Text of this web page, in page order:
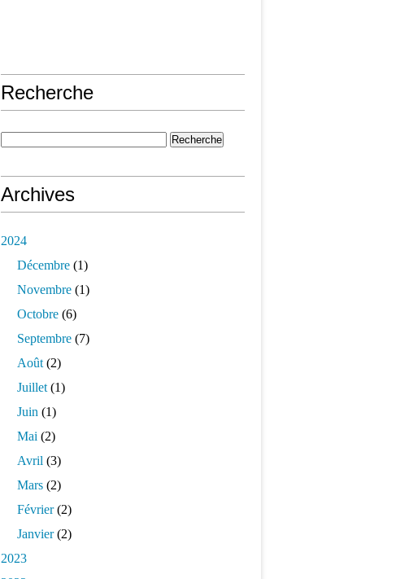
Recherche
Archives
2024
Décembre (1)
Novembre (1)
Octobre (6)
Septembre (7)
Août (2)
Juillet (1)
Juin (1)
Mai (2)
Avril (3)
Mars (2)
Février(2)
Janvier(2)
2023